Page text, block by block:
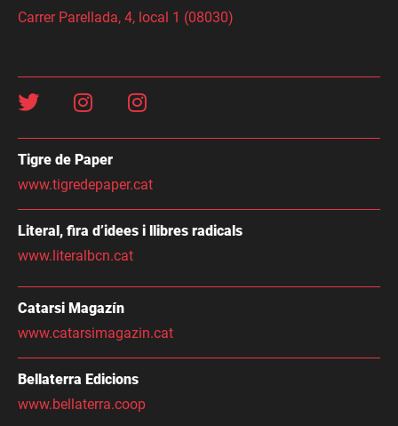
Carrer Parellada, 4, local 1 (08030)
Tigre de Paper
www.tigredepaper.cat
Literal, fira d’idees i llibres radicals
www.literalbcn.cat
Catarsi Magazín
www.catarsimagazin.cat
Bellaterra Edicions
www.bellaterra.coop